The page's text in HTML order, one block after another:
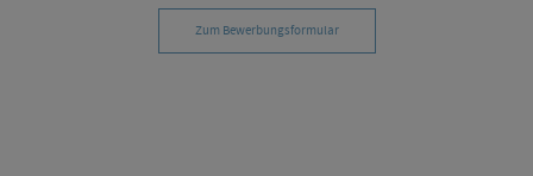
Zum Bewerbungsformular